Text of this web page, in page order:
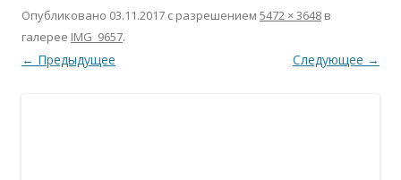
Опубликовано 03.11.2017 с разрешением 5472 × 3648 в
галерее IMG_9657.
← Предыдущее Следующее →